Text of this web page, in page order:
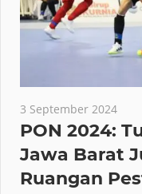
3 September 2024
PON 2024:
Jawa Barat
Ruangan